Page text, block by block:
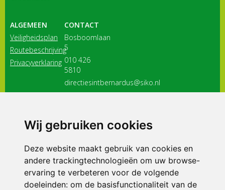
Wij gebruiken cookies
Deze website maakt gebruik van cookies en
andere trackingtechnologieën om uw browse-
ervaring te verbeteren voor de volgende
doeleinden: om de basisfunctionaliteit van de
ALGEMEEN
Veiligheidsplan
Routebeschrijving
Privacyverklaring
CONTACT
Bosboomlaan
5
010 426
5810
directiesintbernardus@siko.nl
3116 JB
ONDERDEEL VAN